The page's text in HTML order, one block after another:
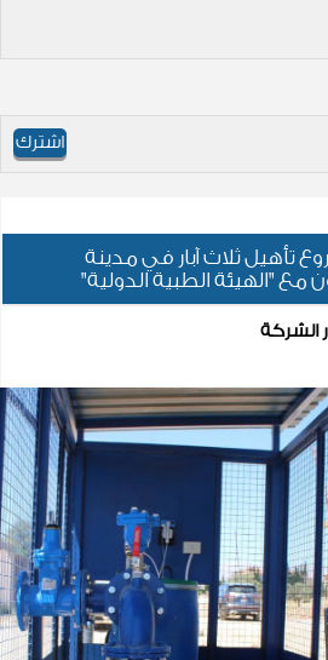
تأهيل ثلاث آبار في مدينة
مع "الهيئة الطبية الدولية"
الشركة